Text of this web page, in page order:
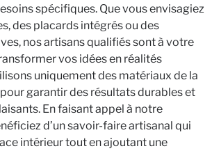
spécifiques. Que vous envisagiez
des placards intégrés ou des
nos artisans qualifiés sont à votre
vos idées en réalités
uniquement des matériaux de la
garantir des résultats durables et
En faisant appel à notre
d’un savoir-faire artisanal qui
intérieur tout en ajoutant une